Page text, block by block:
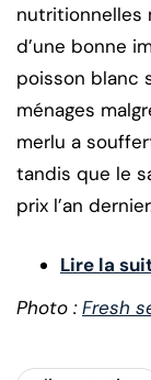
nutritionnelles
d’une bonne
poisson blanc
ménages
merlu a
tandis que le
prix l’an
Lire la
Photo :Fresh